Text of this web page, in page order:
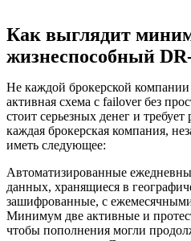
Как выглядит
жизнеспособный
Не каждой брокерской
активная схема с failover без
стоит серьезных денег и
каждая брокерская компания,
иметь следующее:
Автоматизированные
данных, хранящиеся в
зашифрованные, с
Минимум две активные и
чтобы пополнения могли